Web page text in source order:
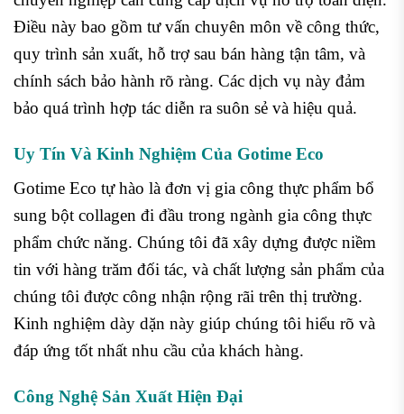
Điều này bao gồm tư vấn chuyên môn về công thức,
quy trình sản xuất, hỗ trợ sau bán hàng tận tâm, và
chính sách bảo hành rõ ràng. Các dịch vụ này đảm
bảo quá trình hợp tác diễn ra suôn sẻ và hiệu quả.
Uy Tín Và Kinh Nghiệm Của Gotime Eco
Gotime Eco tự hào là đơn vị gia công thực phẩm bổ
sung bột collagen đi đầu trong ngành gia công thực
phẩm chức năng. Chúng tôi đã xây dựng được niềm
tin với hàng trăm đối tác, và chất lượng sản phẩm của
chúng tôi được công nhận rộng rãi trên thị trường.
Kinh nghiệm dày dặn này giúp chúng tôi hiểu rõ và
đáp ứng tốt nhất nhu cầu của khách hàng.
Công Nghệ Sản Xuất Hiện Đại